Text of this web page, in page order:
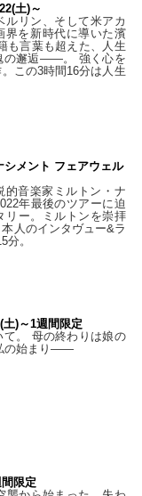
土)～
ルリン、そして米アカ
を新時代に導いた濱
も言葉も超えた、人生
の邂逅――。 強く心を
この3時間16分は人生
シメント フェアウェル
的音楽家ミルトン・ナ
年最後のツアーに迫
リー。ミルトンを崇拝
人のインタヴュー&ラ
分。
)～1週間限定
。 母の終わりは娘の
の始まり――
限定